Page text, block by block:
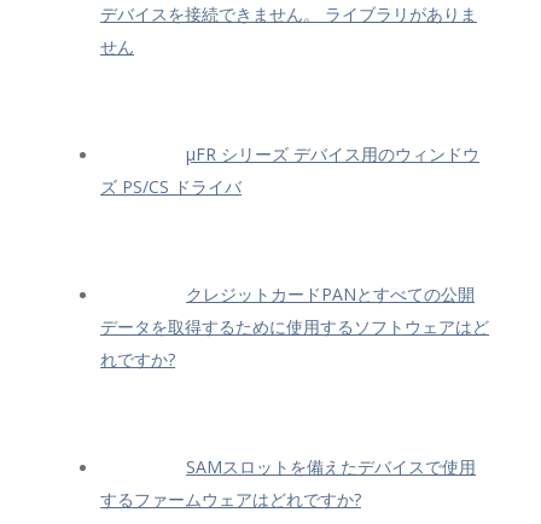
デバイスを接続できません。 ライブラリがありま
せん
μFR シリーズ デバイス用のウィンドウ
ズ PS/CS ドライバ
クレジットカードPANとすべての公開
データを取得するために使用するソフトウェアはど
れですか?
SAMスロットを備えたデバイスで使用
するファームウェアはどれですか?